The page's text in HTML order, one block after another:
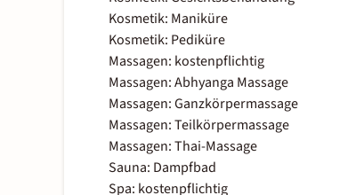
Kosmetik: Maniküre
Kosmetik: Pediküre
Massagen: kostenpflichtig
Massagen: Abhyanga Massage
Massagen: Ganzkörpermassage
Massagen: Teilkörpermassage
Massagen: Thai-Massage
Sauna: Dampfbad
Spa: kostenpflichtig